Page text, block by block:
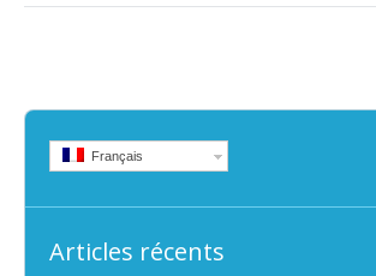
Français
Articles récents